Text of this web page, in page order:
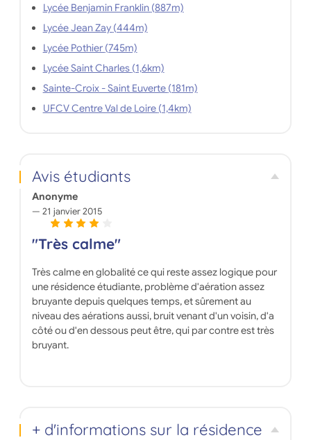
Lycée Benjamin Franklin (887m)
Lycée Jean Zay (444m)
Lycée Pothier (745m)
Lycée Saint Charles (1,6km)
Sainte-Croix - Saint Euverte (181m)
UFCV Centre Val de Loire (1,4km)
Avis étudiants
Anonyme
21 janvier 2015
"Très calme"
Très calme en globalité ce qui reste assez logique pour
une résidence étudiante, problème d'aération assez
bruyante depuis quelques temps, et sûrement au
niveau des aérations aussi, bruit venant d'un voisin, d'a
côté ou d'en dessous peut être, qui par contre est très
bruyant.
+ d'informations sur la résidence